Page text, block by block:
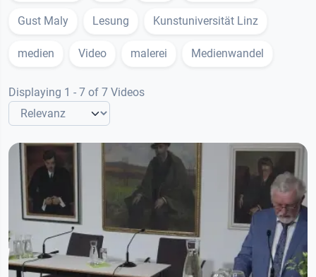
Gust Maly Lesung Kunstuniversität Linz
medien Video malerei Medienwandel
Displaying 1 - 7 of 7 Videos